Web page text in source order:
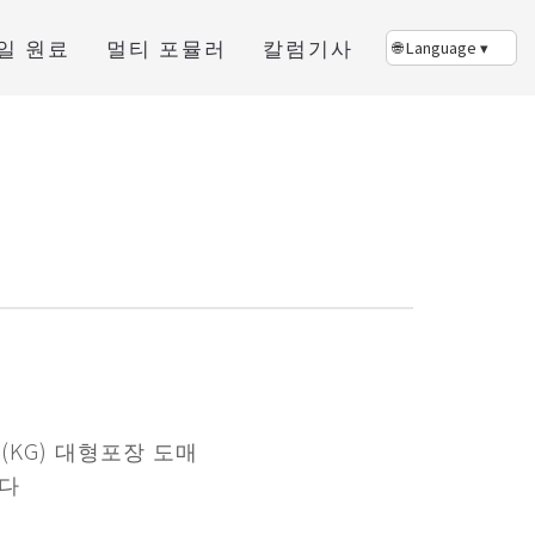
원료 멀티 포뮬러 칼럼기사
대형포장 도매